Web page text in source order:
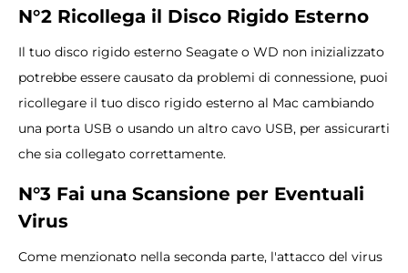
N°2 Ricollega il Disco Rigido Esterno
Il tuo disco rigido esterno Seagate o WD non inizializzato
potrebbe essere causato da problemi di connessione, puoi
ricollegare il tuo disco rigido esterno al Mac cambiando
una porta USB o usando un altro cavo USB, per assicurarti
che sia collegato correttamente.
N°3 Fai una Scansione per Eventuali
Virus
Come menzionato nella seconda parte, l'attacco del virus